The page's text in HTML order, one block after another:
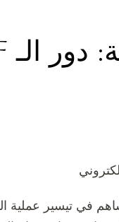
تساهم في تيسير